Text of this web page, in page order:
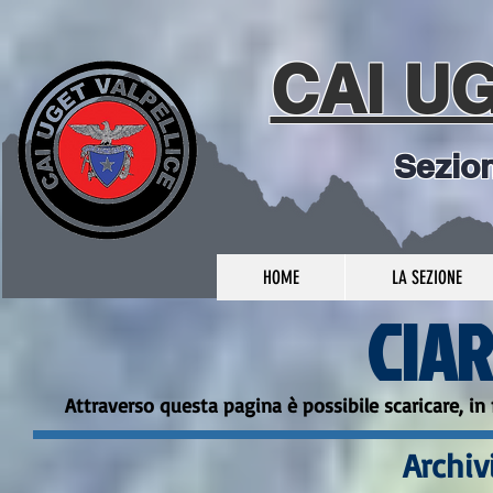
CAI
HOME LA SEZIONE
Attraverso questa pagina è possibile scaricare,